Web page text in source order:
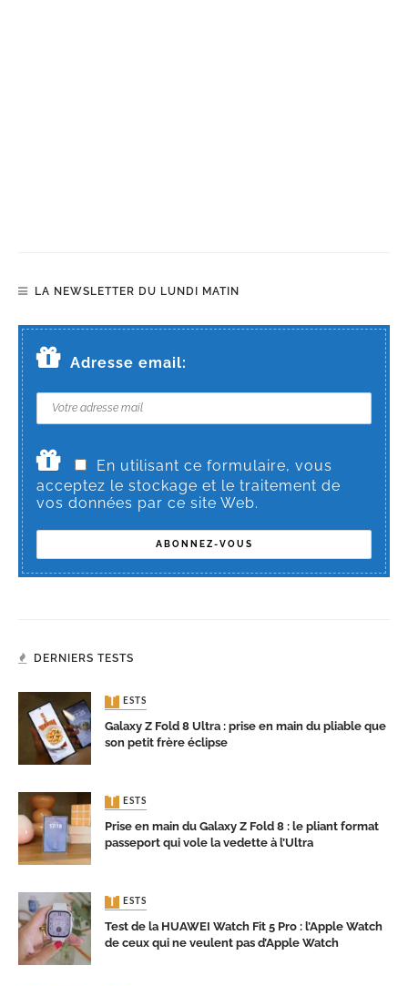
LA NEWSLETTER DU LUNDI MATIN
Adresse email:
En utilisant ce formulaire, vous
acceptez le stockage et le traitement de
vos données par ce site Web.
DERNIERS TESTS
TESTS
Galaxy Z Fold 8 Ultra : prise en main du pliable que
son petit frère éclipse
TESTS
Prise en main du Galaxy Z Fold 8 : le pliant format
passeport qui vole la vedette à l’Ultra
TESTS
Test de la HUAWEI Watch Fit 5 Pro : l’Apple Watch
de ceux qui ne veulent pas d’Apple Watch